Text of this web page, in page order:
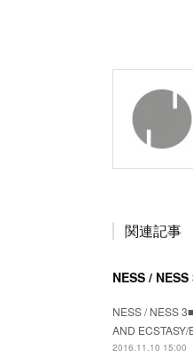
関連記事
NESS / NESS
NESS / NESS
AND
2016.11.10 15:00